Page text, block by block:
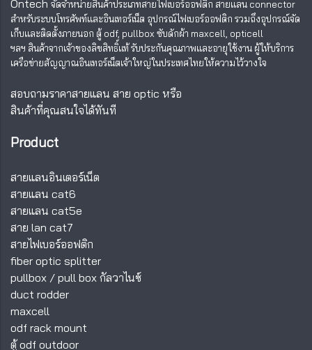
Ontech จัดจำหน่ายสินค้าประเภทสายไฟเบอร์ออฟติก สายแลน connector
สำหรับระบบโทรศัพท์และอินเทอร์เน็ต อุปกรณ์ไฟเบอร์ออฟติก รวมถึงอุปกรณ์จัด
เก็บและติดตั้งภายนอก ตู้ odf, pullbox ซับดักผ้า maxcell, opticell
ฯลฯ สินค้าจากเจ้าของลิขสิทธิ์แท้ รับประกันคุณภาพและอายุใช้งาน ผู้ให้บริการ
เครือข่ายสัญญาณอินเทอร์เน็ตเจ้าใหญ่ในประเทศไทยให้ความไว้วางใจ
สอบถามราคาสายแลน สาย optic หรือ
สินค้าที่คุณสนใจได้ทันที
Product
สายแลนอินเตอร์เน็ต
สายแลน cat6
สายแลน cat5e
สาย lan cat7
สายไฟเบอร์ออฟติก
fiber optic splitter
pullbox / pull box กัลวาไนซ์
duct rodder
maxcell
odf rack mount
ตู้ odf outdoor